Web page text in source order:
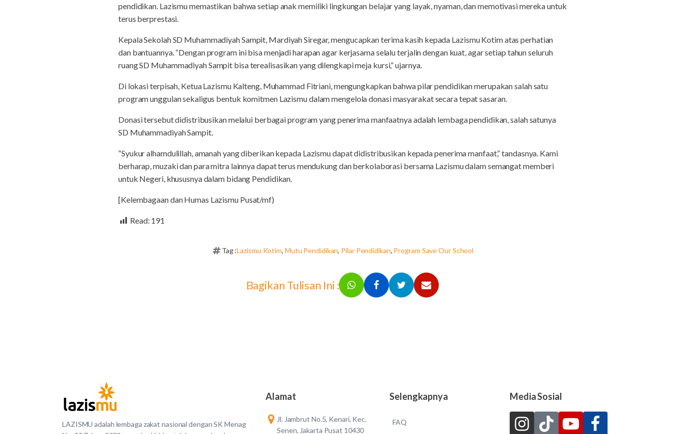
pendidikan. Lazismu memastikan bahwa setiap anak memiliki lingkungan belajar yang layak, nyaman, dan memotivasi mereka untuk
terus berprestasi.
Kepala Sekolah SD Muhammadiyah Sampit, Mardiyah Siregar, mengucapkan terima kasih kepada Lazismu Kotim atas perhatian
dan bantuannya. “Dengan program ini bisa menjadi harapan agar kerjasama selalu terjalin dengan kuat, agar setiap tahun seluruh
ruang SD Muhammadiyah Sampit bisa terealisasikan yang dilengkapi meja kursi,” ujarnya.
Di lokasi terpisah, Ketua Lazismu Kalteng, Muhammad Fitriani, mengungkapkan bahwa pilar pendidikan merupakan salah satu
program unggulan sekaligus bentuk komitmen Lazismu dalam mengelola donasi masyarakat secara tepat sasaran.
Donasi tersebut didistribusikan melalui berbagai program yang penerima manfaatnya adalah lembaga pendidikan, salah satunya
SD Muhammadiyah Sampit.
“Syukur alhamdulillah, amanah yang diberikan kepada Lazismu dapat didistribusikan kepada penerima manfaat,” tandasnya. Kami
berharap, muzaki dan para mitra lainnya dapat terus mendukung dan berkolaborasi bersama Lazismu dalam semangat memberi
untuk Negeri, khususnya dalam bidang Pendidikan.
[Kelembagaan dan Humas Lazismu Pusat/mf)
Read: 191
Tag :Lazismu Kotim, Mutu Pendidikan, Pilar Pendidikan, Program Save Our School
Bagikan Tulisan Ini :
LAZISMU adalah lembaga zakat nasional dengan SK Menag
Alamat
Jl. Jambrut No.5, Kenari, Kec.
Senen, Jakarta Pusat 10430
Selengkapnya
FAQ
Media Sosial